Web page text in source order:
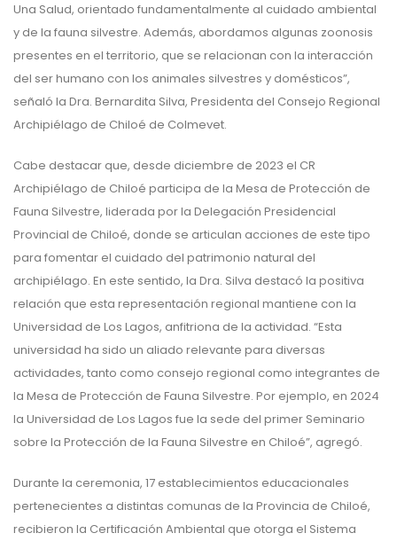
Una Salud, orientado fundamentalmente al cuidado ambiental
y de la fauna silvestre. Además, abordamos algunas zoonosis
presentes en el territorio, que se relacionan con la interacción
del ser humano con los animales silvestres y domésticos”,
señaló la Dra. Bernardita Silva, Presidenta del Consejo Regional
Archipiélago de Chiloé de Colmevet.
Cabe destacar que, desde diciembre de 2023 el CR
Archipiélago de Chiloé participa de la Mesa de Protección de
Fauna Silvestre, liderada por la Delegación Presidencial
Provincial de Chiloé, donde se articulan acciones de este tipo
para fomentar el cuidado del patrimonio natural del
archipiélago. En este sentido, la Dra. Silva destacó la positiva
relación que esta representación regional mantiene con la
Universidad de Los Lagos, anfitriona de la actividad. “Esta
universidad ha sido un aliado relevante para diversas
actividades, tanto como consejo regional como integrantes de
la Mesa de Protección de Fauna Silvestre. Por ejemplo, en 2024
la Universidad de Los Lagos fue la sede del primer Seminario
sobre la Protección de la Fauna Silvestre en Chiloé”, agregó.
Durante la ceremonia, 17 establecimientos educacionales
pertenecientes a distintas comunas de la Provincia de Chiloé,
recibieron la Certificación Ambiental que otorga el Sistema